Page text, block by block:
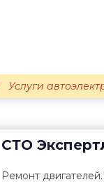
Услуги
СТО
Ремонт